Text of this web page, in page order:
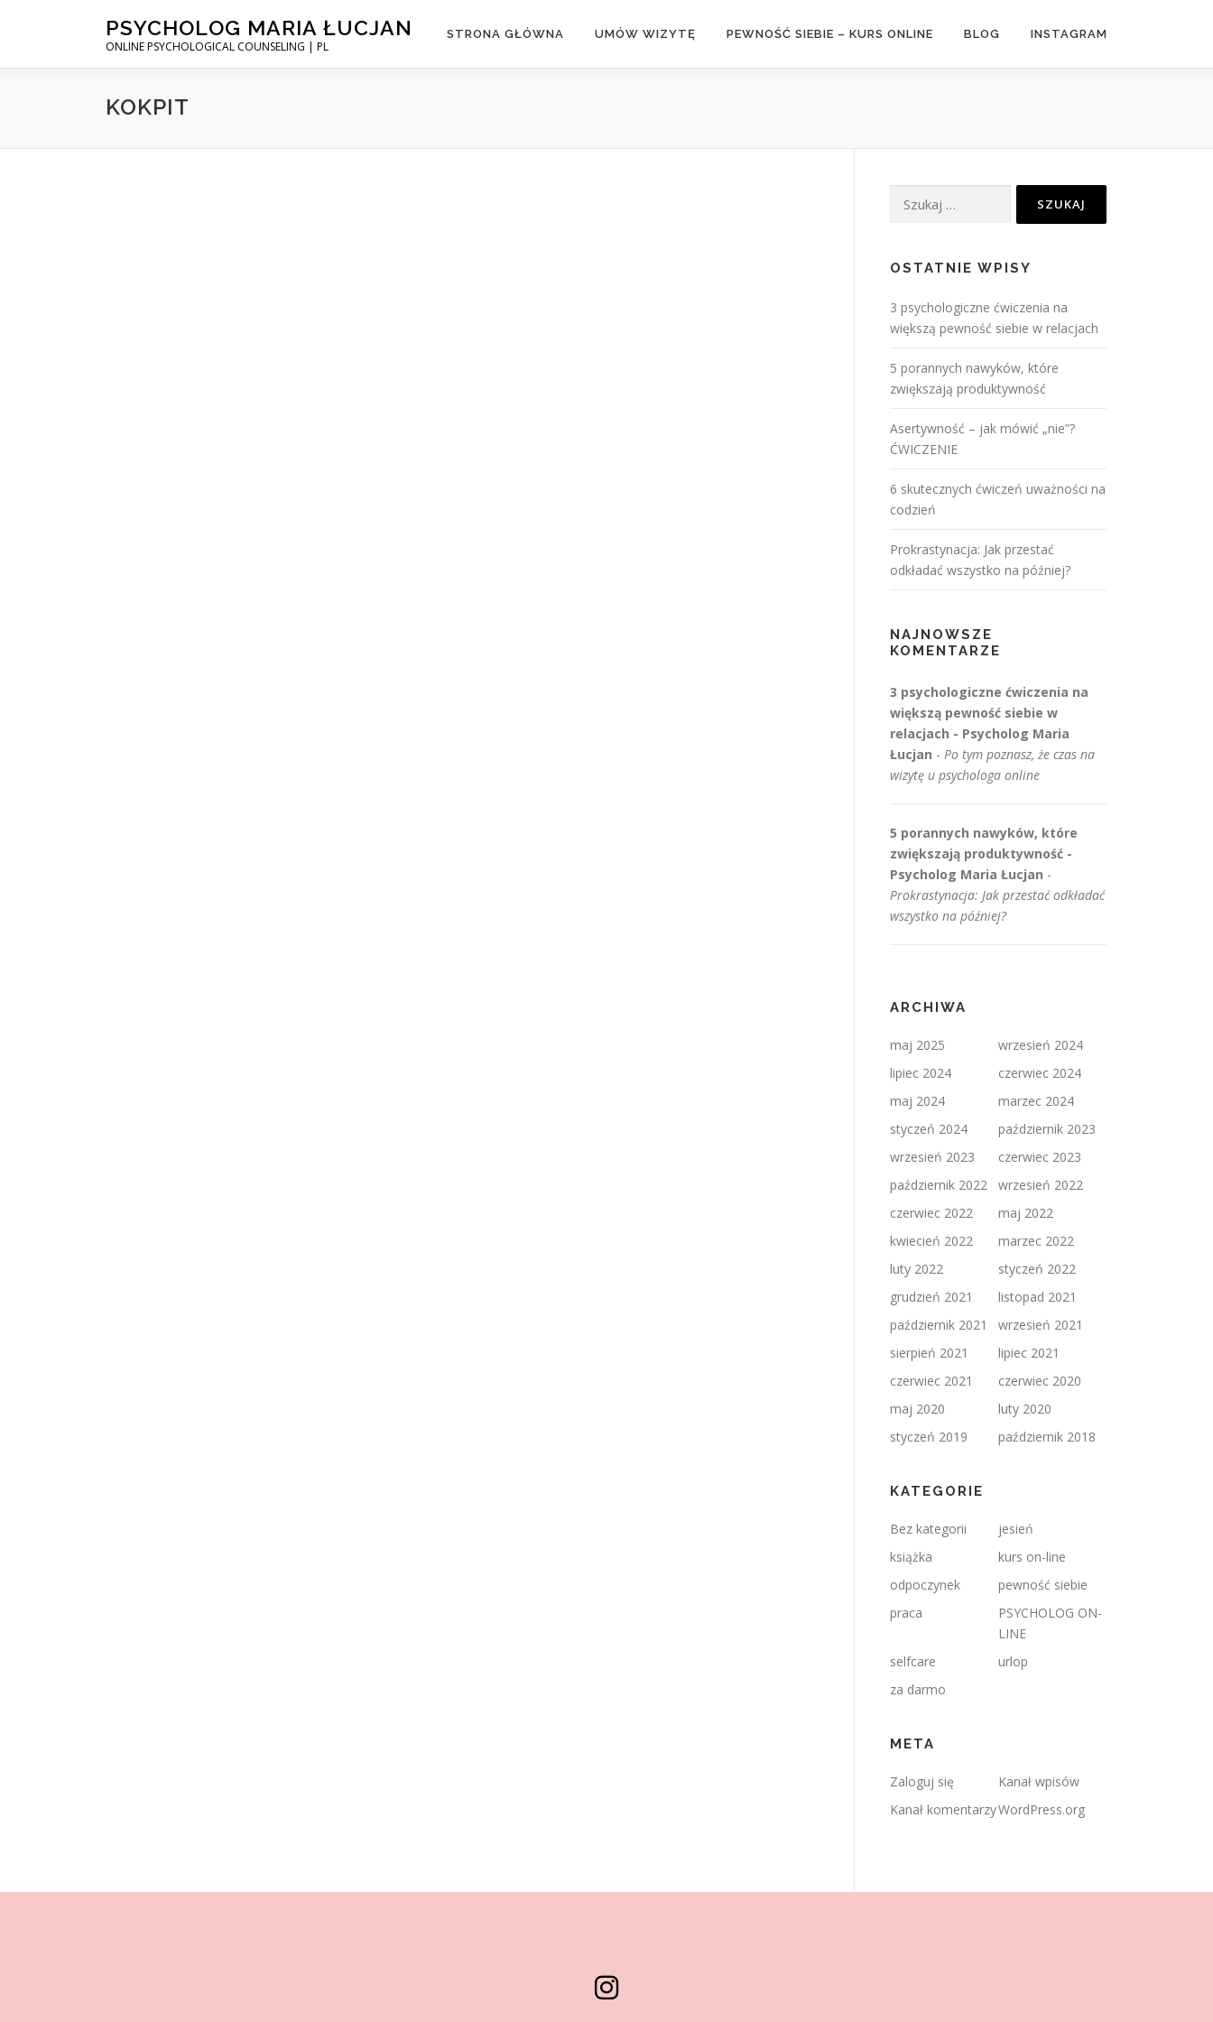
PSYCHOLOG MARIA ŁUCJAN
ONLINE PSYCHOLOGICAL COUNSELING | PL
STRONA GŁÓWNA UMÓW WIZYTĘ PEWNOŚĆ SIEBIE – KURS ONLINE BLOG INSTAGRAM
KOKPIT
OSTATNIE WPISY
3 psychologiczne ćwiczenia na
większą pewność siebie w relacjach
5 porannych nawyków, które
zwiększają produktywność
Asertywność – jak mówić „nie”?
ĆWICZENIE
6 skutecznych ćwiczeń uważności na
codzień
Prokrastynacja: Jak przestać
odkładać wszystko na później?
NAJNOWSZE
KOMENTARZE
3 psychologiczne ćwiczenia na
większą pewność siebie w
relacjach - Psycholog Maria
Łucjan - Po tym poznasz, że czas na
wizytę u psychologa online
5 porannych nawyków, które
zwiększają produktywność -
Psycholog Maria Łucjan -
Prokrastynacja: Jak przestać odkładać
wszystko na później?
ARCHIWA
maj 2025
wrzesień 2024
lipiec 2024
czerwiec 2024
maj 2024
marzec 2024
styczeń 2024
październik 2023
wrzesień 2023
czerwiec 2023
październik 2022
wrzesień 2022
czerwiec 2022
maj 2022
kwiecień 2022
marzec 2022
luty 2022
styczeń 2022
grudzień 2021
listopad 2021
październik 2021
wrzesień 2021
sierpień 2021
lipiec 2021
czerwiec 2021
czerwiec 2020
maj 2020
luty 2020
styczeń 2019
październik 2018
KATEGORIE
Bez kategorii
jesień
książka
kurs on-line
odpoczynek
pewność siebie
praca
PSYCHOLOG ON-
LINE
selfcare
urlop
za darmo
META
Zaloguj się
Kanał wpisów
Kanał komentarzyWordPress.org